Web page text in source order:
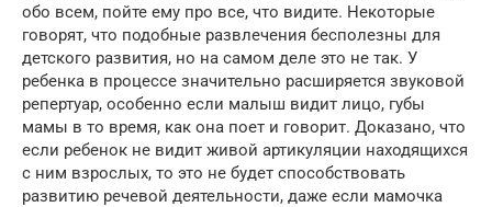
обо всем, пойте ему про все, что видите. Некоторые
говорят, что подобные развлечения бесполезны для
детского развития, но на самом деле это не так. У
ребенка в процессе значительно расширяется звуковой
репертуар, особенно если малыш видит лицо, губы
мамы в то время, как она поет и говорит. Доказано, что
если ребенок не видит живой артикуляции находящихся
с ним взрослых, то это не будет способствовать
развитию речевой деятельности, даже если мамочка